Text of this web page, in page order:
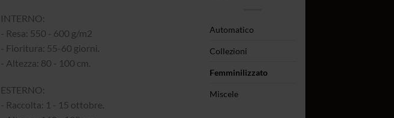
INTERNO:
- Resa: 550 - 600 g/m2
- Fioritura: 55-60 giorni.
- Altezza: 80 - 100 cm.
ESTERNO:
- Raccolta: 1 - 15 ottobre.
Automatico
Collezioni
Femminilizzato
Miscele